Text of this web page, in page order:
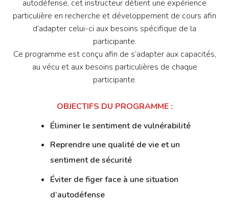
autodéfense, cet instructeur détient une expérience
particulière en recherche et développement de cours afin
d’adapter celui-ci aux besoins spécifique de la
participante.
Ce programme est conçu afin de s’adapter aux capacités,
au vécu et aux besoins particulières de chaque
participante.
OBJECTIFS DU PROGRAMME :
Éliminer le sentiment de vulnérabilité
Reprendre une qualité de vie et un
sentiment de sécurité
Éviter de figer face à une situation
d’autodéfense